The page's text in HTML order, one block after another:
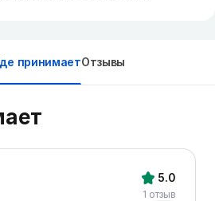
принимаетОтзывы
5.0
1 отзыв